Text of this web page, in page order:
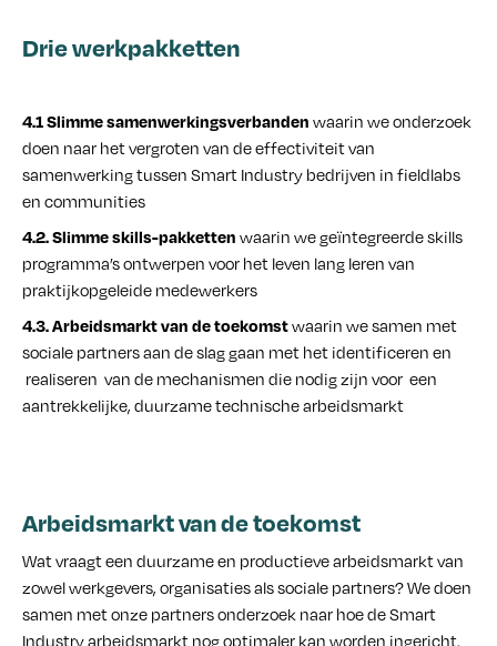
Drie werkpakketten
4.1 Slimme samenwerkingsverbanden waarin we onderzoek
doen naar het vergroten van de effectiviteit van
samenwerking tussen Smart Industry bedrijven in fieldlabs
en communities
4.2. Slimme skills-pakketten waarin we geïntegreerde skills
programma’s ontwerpen voor het leven lang leren van
praktijkopgeleide medewerkers
4.3. Arbeidsmarkt van de toekomstwaarin we samen met
sociale partners aan de slag gaan met het identificeren en
realiseren van de mechanismen die nodig zijn voor een
aantrekkelijke, duurzame technische arbeidsmarkt
Arbeidsmarkt van de toekomst
Wat vraagt een duurzame en productieve arbeidsmarkt van
zowel werkgevers, organisaties als sociale partners? We doen
samen met onze partners onderzoek naar hoe de Smart
Industry arbeidsmarkt nog optimaler kan worden ingericht.